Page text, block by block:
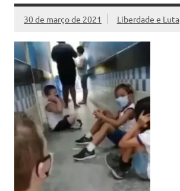
30 de março de 2021 Liberdade e Luta